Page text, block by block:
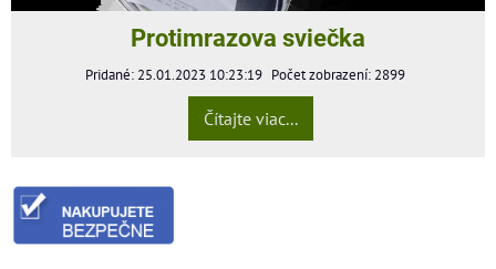
Protimrazova sviečka
Pridané: 25.01.2023 10:23:19 Počet zobrazení: 2899
Čítajte viac...